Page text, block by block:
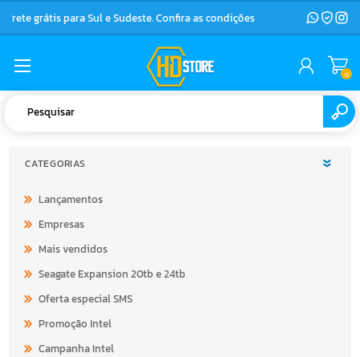
Frete grátis para Sul e Sudeste. Confira as condições
0
CATEGORIAS
Lançamentos
Empresas
Mais vendidos
Seagate Expansion 20tb e 24tb
Oferta especial SMS
Promoção Intel
Campanha Intel